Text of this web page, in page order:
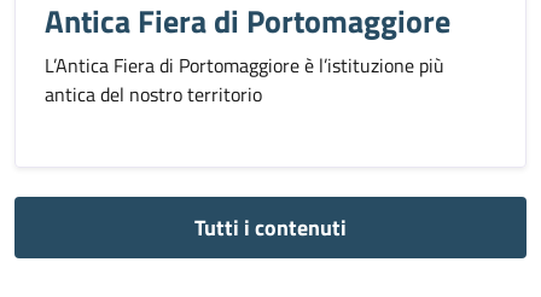
Antica Fiera di Portomaggiore
L’Antica Fiera di Portomaggiore è l’istituzione più
antica del nostro territorio
Tutti i contenuti